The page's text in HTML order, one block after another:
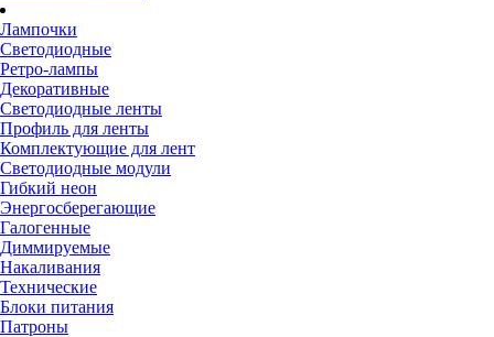
Лампочки
Светодиодные
Ретро-лампы
Декоративные
Светодиодные ленты
Профиль для ленты
Комплектующие для лент
Светодиодные модули
Гибкий неон
Энергосберегающие
Галогенные
Диммируемые
Накаливания
Технические
Блоки питания
Патроны